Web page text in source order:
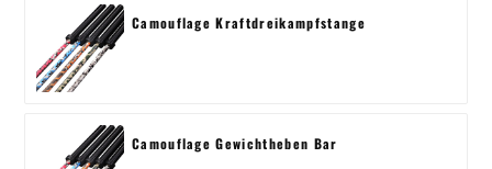
Camouflage Kraftdreikampfstange
Camouflage Gewichtheben Bar